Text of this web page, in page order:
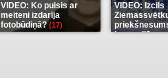
VIDEO: Ko puisis ar
meiteni izdarīja
fotobūdiņā?(17)
VIDEO: Izcils
karu stilā(7)